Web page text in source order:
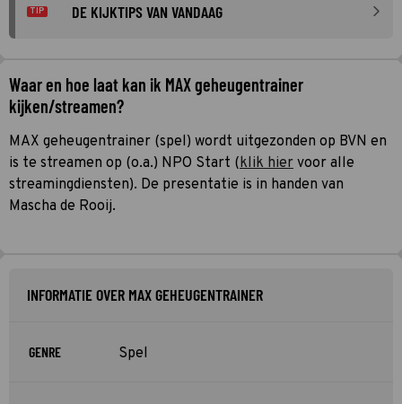
TIP DE KIJKTIPS VAN VANDAAG
Waar en hoe laat kan ik MAX geheugentrainer
kijken/streamen?
MAX geheugentrainer (spel) wordt uitgezonden op BVN en
is te streamen op (o.a.) NPO Start (klik hier voor alle
streamingdiensten). De presentatie is in handen van
Mascha de Rooij.
INFORMATIE OVER MAX GEHEUGENTRAINER
GENRE Spel